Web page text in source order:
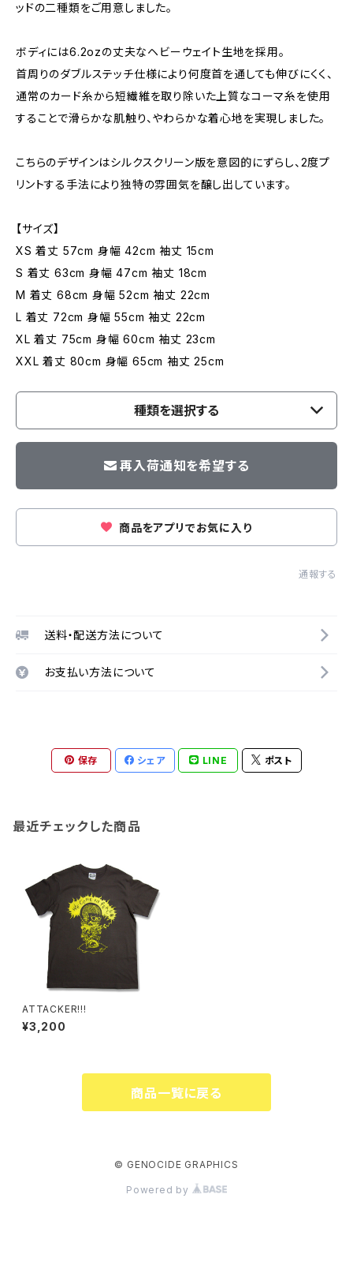
ッドの二種類をご用意しました。
ボディには6.2ozの丈夫なヘビーウェイト生地を採用。
首周りのダブルステッチ仕様により何度首を通しても伸びにくく、
通常のカード糸から短繊維を取り除いた上質なコーマ糸を使用
することで滑らかな肌触り、やわらかな着心地を実現しました。
こちらのデザインはシルクスクリーン版を意図的にずらし、2度プ
リントする手法により独特の雰囲気を醸し出しています。
【サイズ】
XS 着丈 57cm 身幅 42cm 袖丈 15cm
S 着丈 63cm 身幅 47cm 袖丈 18cm
M 着丈 68cm 身幅 52cm 袖丈 22cm
L 着丈 72cm 身幅 55cm 袖丈 22cm
XL 着丈 75cm 身幅 60cm 袖丈 23cm
XXL 着丈 80cm 身幅 65cm 袖丈 25cm
種類を選択する
再入荷通知を希望する
商品をアプリでお気に入り
通報する
送料・配送方法について
お支払い方法について
保存 シェア LINE ポスト
最近チェックした商品
ATTACKER!!!
¥3,200
商品一覧に戻る
© GENOCIDE GRAPHICS
Powered by